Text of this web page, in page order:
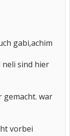
gabi,achim
sind hier
gemacht. war
vorbei